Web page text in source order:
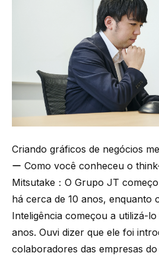
Criando gráficos de negócios
ー Como você conheceu o
Mitsutake：O Grupo JT
há cerca de 10 anos, enquanto
Inteligência começou a utilizá-
anos. Ouvi dizer que ele foi
colaboradores das empresas